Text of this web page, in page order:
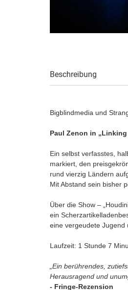
Beschreibung
Bigblindmedia und
Paul Zenon in „Linking
Ein selbst verfasstes,
markiert, den
rund vierzig Ländern
Mit Abstand sein bisher
Über die Show –
ein
eine vergeudete Jugend
Laufzeit: 1 Stunde 7
„Ein berührendes,
Herausragend und
- Fringe-Rezension